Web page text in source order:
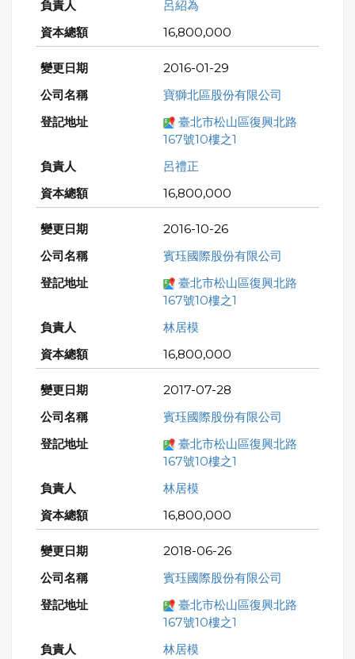
呂紹為
16,800,000
2016-01-29
寶獅北區股份有限公司
臺北市松山區復興北路
167號10樓之1
呂禮正
16,800,000
2016-10-26
賓珏國際股份有限公司
臺北市松山區復興北路
167號10樓之1
林居模
16,800,000
2017-07-28
賓珏國際股份有限公司
臺北市松山區復興北路
167號10樓之1
林居模
16,800,000
2018-06-26
賓珏國際股份有限公司
臺北市松山區復興北路
167號10樓之1
林居模